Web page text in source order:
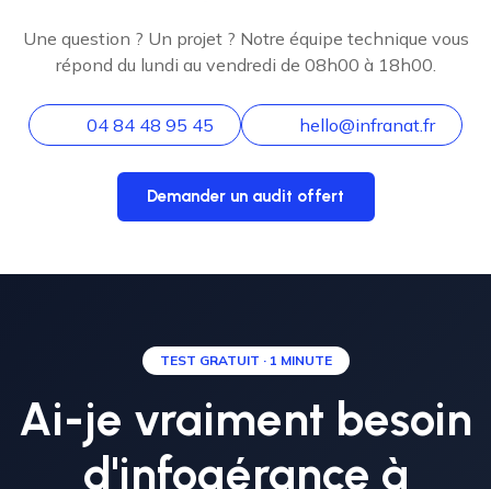
Une question ? Un projet ? Notre équipe technique vous
répond du lundi au vendredi de 08h00 à 18h00.
04 84 48 95 45 hello@infranat.fr
Demander un audit offert
TEST GRATUIT · 1 MINUTE
Ai-je vraiment besoin
d'infogérance à